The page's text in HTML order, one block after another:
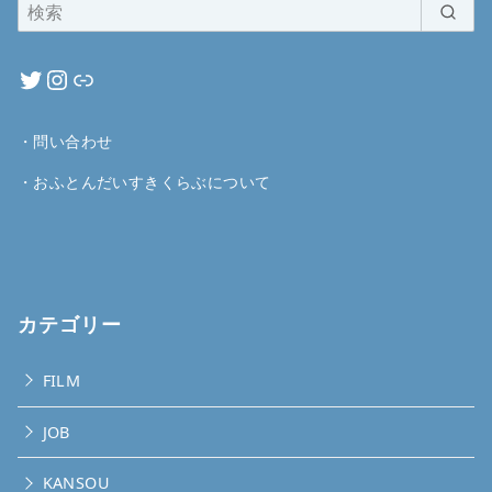
・ 問い合わせ
・ おふとんだいすきくらぶについて
カテゴリー
FILM
JOB
KANSOU